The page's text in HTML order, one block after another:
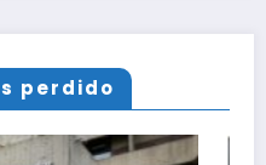
perdido